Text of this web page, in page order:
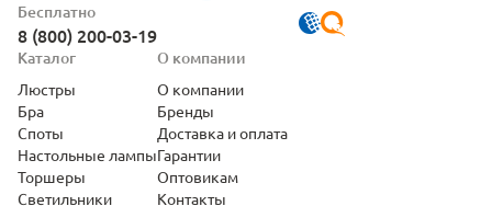
Бесплатно
8 (800) 200-03-19
Каталог
Люстры
Бра
Споты
Настольные лампы
Торшеры
Светильники
О компании
О компании
Бренды
Доставка и оплата
Гарантии
Оптовикам
Контакты